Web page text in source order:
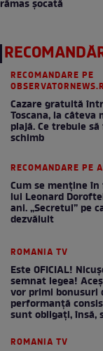
rămas șocată
RECOMANDARE PE
Cazare gratuită
Toscana, la câteva
plajă. Ce trebuie
schimb
RECOMANDARE PE
Cum se menţine
lui Leonard
ani. „Secretul” pe
dezvăluit
ROMANIA TV
Este OFICIAL!
semnat legea!
vor primi bonusuri
performanță
sunt obligați, însă,
ROMANIA TV